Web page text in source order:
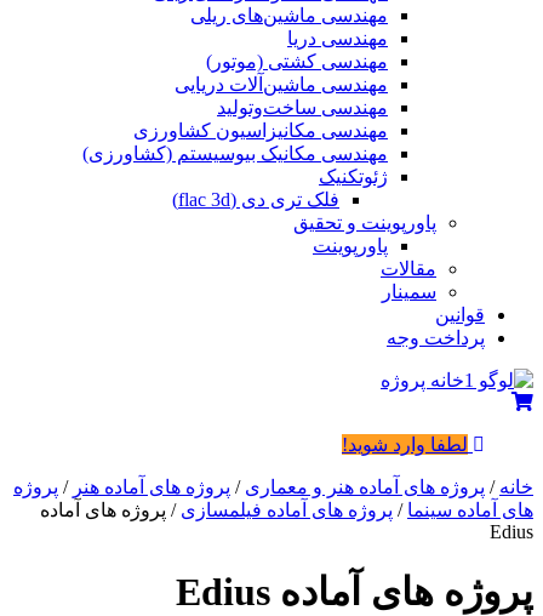
مهندسی ماشین‌های ریلی
مهندسی دریا
مهندسی کشتی (موتور)
مهندسی ماشین‌آلات دریایی
مهندسی ساخت‌وتولید
مهندسی مکانیزاسیون کشاورزی
مهندسی مکانیک بیوسیستم (کشاورزی)
ژئوتکنیک
فلک تری دی (flac 3d)
پاورپوینت و تحقیق
پاورپوینت
مقالات
سمینار
قوانین
پرداخت وجه
لطفا وارد شوید!
خانه / پروژه های آماده هنر و معماری / پروژه های آماده هنر / پروژه
های آماده سینما / پروژه های آماده فیلمسازی / پروژه های آماده
Edius
پروژه های آماده Edius